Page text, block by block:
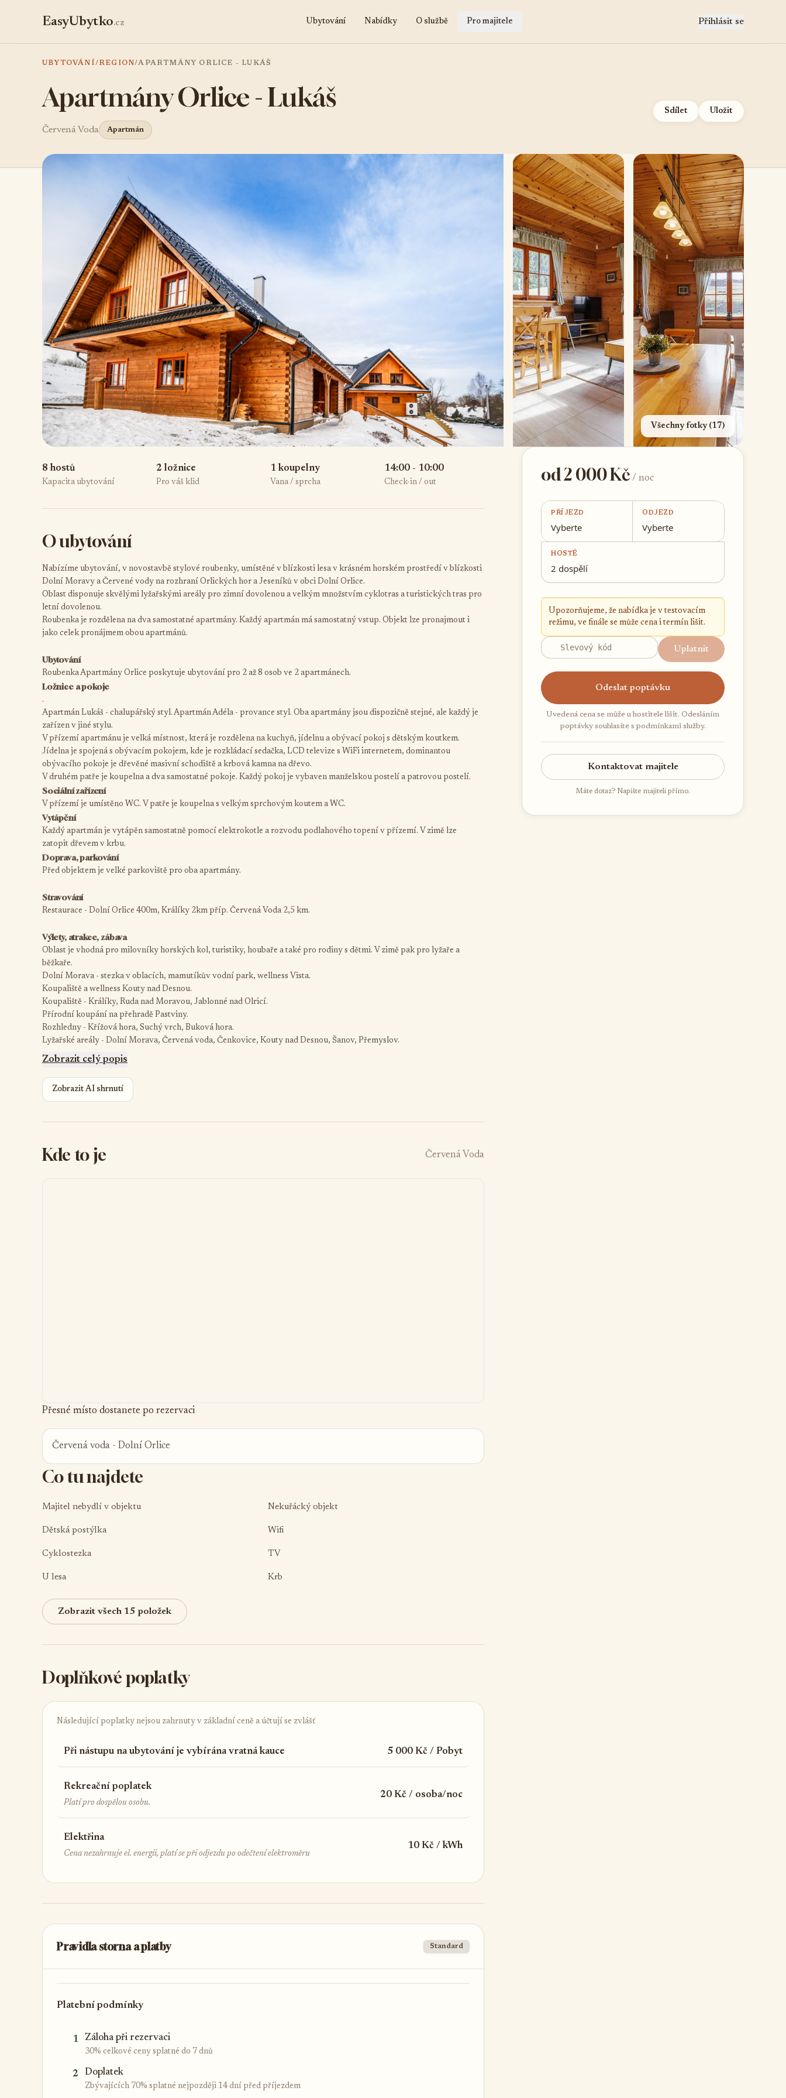
EasyUbytko.cz Ubytování Nabídky O službě Pro majitele Přihlásit se
UBYTOVÁNÍ/REGION/APARTMÁNY ORLICE - LUKÁŠ
Apartmány Orlice - Lukáš
Červená Voda Apartmán
Sdílet Uložit
Všechny fotky (17)
8 hostů
Kapacita ubytování
2 ložnice
Pro váš klid
1 koupelny
Vana / sprcha
14:00 - 10:00
Check-in / out
O ubytování
Nabízíme ubytování, v novostavbě stylové roubenky, umístěné v blízkosti lesa v krásném horském prostředí v blízkosti
Dolní Moravy a Červené vody na rozhraní Orlických hor a Jeseníků v obci Dolní Orlice.
Oblast disponuje skvělými lyžařskými areály pro zimní dovolenou a velkým množstvím cyklotras a turistických tras pro
letní dovolenou.
Roubenka je rozdělena na dva samostatné apartmány. Každý apartmán má samostatný vstup. Objekt lze pronajmout i
jako celek pronájmem obou apartmánů.
Ubytování
Roubenka Apartmány Orlice poskytuje ubytování pro 2 až 8 osob ve 2 apartmánech.
Ložnice a pokoje
.
Apartmán Lukáš - chalupářský styl. Apartmán Adéla - provance styl. Oba apartmány jsou dispozičně stejné, ale každý je
zařízen v jiné stylu.
V přízemí apartmánu je velká místnost, která je rozdělena na kuchyň, jídelnu a obývací pokoj s dětským koutkem.
Jídelna je spojená s obývacím pokojem, kde je rozkládací sedačka, LCD televize s WiFi internetem, dominantou
obývacího pokoje je dřevěné masivní schodiště a krbová kamna na dřevo.
V druhém patře je koupelna a dva samostatné pokoje. Každý pokoj je vybaven manželskou postelí a patrovou postelí.
Sociální zařízení
V přízemí je umístěno WC. V patře je koupelna s velkým sprchovým koutem a WC.
Vytápění
Každý apartmán je vytápěn samostatně pomocí elektrokotle a rozvodu podlahového topení v přízemí. V zimě lze
zatopit dřevem v krbu.
Doprava, parkování
Před objektem je velké parkoviště pro oba apartmány.
Stravování
Restaurace - Dolní Orlice 400m, Králíky 2km příp. Červená Voda 2,5 km.
Výlety, atrakce, zábava
Oblast je vhodná pro milovníky horských kol, turistiky, houbaře a také pro rodiny s dětmi. V zimě pak pro lyžaře a
běžkaře.
Dolní Morava - stezka v oblacích, mamutíkův vodní park, wellness Vista.
Koupaliště a wellness Kouty nad Desnou.
Koupaliště - Králíky, Ruda nad Moravou, Jablonné nad Olricí.
Přírodní koupání na přehradě Pastviny.
Rozhledny - Křížová hora, Suchý vrch, Buková hora.
Lyžařské areály - Dolní Morava, Červená voda, Čenkovice, Kouty nad Desnou, Šanov, Přemyslov.
Zobrazit celý popis
Zobrazit AI shrnutí
Kde to je Červená Voda
Přesné místo dostanete po rezervaci
Červená voda - Dolní Orlice
Co tu najdete
Majitel nebydlí v objektu Nekuřácký objekt
Dětská postýlka Wifi
Cyklostezka TV
U lesa Krb
Zobrazit všech 15 položek
Doplňkové poplatky
Následující poplatky nejsou zahrnuty v základní ceně a účtují se zvlášť
Při nástupu na ubytování je vybírána vratná kauce 5 000 Kč / Pobyt
Rekreační poplatek
Platí pro dospělou osobu.
20 Kč / osoba/noc
Elektřina
Cena nezahrnuje el. energii, platí se při odjezdu po odečtení elektroměru
10 Kč / kWh
Pravidla storna a platby Standard
Platební podmínky
1 Záloha při rezervaci
30% celkové ceny splatné do 7 dnů
2 Doplatek
Zbývajících 70% splatné nejpozději 14 dní před příjezdem
od 2 000 Kč/ noc
PŘÍJEZD
Vyberte
ODJEZD
Vyberte
HOSTÉ
2 dospělí
Upozorňujeme, že nabídka je v testovacím
režimu, ve finále se může cena i termín lišit.
Uplatnit
Odeslat poptávku
Uvedená cena se může u hostitele lišit. Odesláním
poptávky souhlasíte s podmínkami služby.
Kontaktovat majitele
Máte dotaz? Napište majiteli přímo.